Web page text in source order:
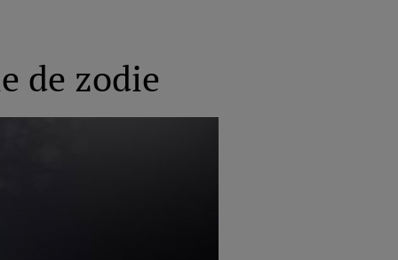
de zodie